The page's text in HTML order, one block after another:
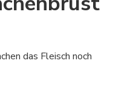
das Fleisch noch